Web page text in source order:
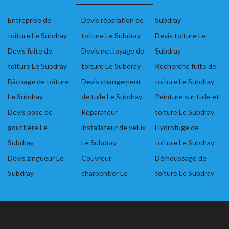
Entreprise de
toiture Le Subdray
Devis fuite de
toiture Le Subdray
Bâchage de toiture
Le Subdray
Devis pose de
gouttière Le
Subdray
Devis zingueur Le
Subdray
Devis réparation de
toiture Le Subdray
Devis nettoyage de
toiture Le Subdray
Devis changement
de tuile Le Subdray
Réparateur
installateur de velux
Le Subdray
Couvreur
charpentier Le
Subdray
Devis toiture Le
Subdray
Recherche fuite de
toiture Le Subdray
Peinture sur tuile et
toiture Le Subdray
Hydrofuge de
toiture Le Subdray
Démoussage de
toiture Le Subdray